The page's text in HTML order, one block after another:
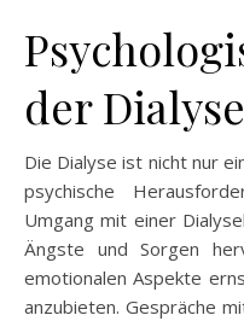
der
Die Dialyse ist nicht nur
psychische
Umgang mit einer
Ängste und Sorgen
emotionalen Aspekte
anzubieten. Gespräche